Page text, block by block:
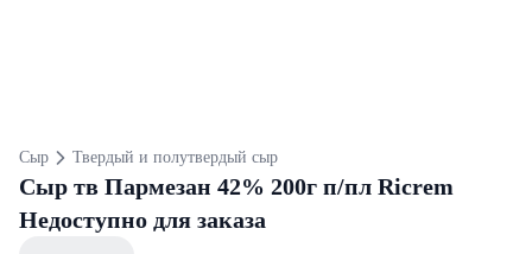
Сыр Твердый и полутвердый сыр
Сыр тв Пармезан 42% 200г п/пл Ricrem
Недоступно для заказа